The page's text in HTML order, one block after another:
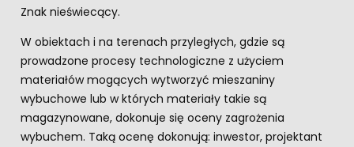
Znak nieświecący.
W obiektach i na terenach przyległych, gdzie są
prowadzone procesy technologiczne z użyciem
materiałów mogących wytworzyć mieszaniny
wybuchowe lub w których materiały takie są
magazynowane, dokonuje się oceny zagrożenia
wybuchem. Taką ocenę dokonują: inwestor, projektant